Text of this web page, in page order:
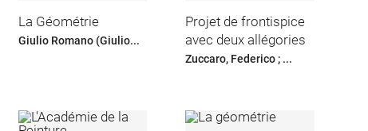
La Géométrie
Giulio Romano (Giulio...
Projet de frontispice
avec deux allégories
Zuccaro, Federico ; ...